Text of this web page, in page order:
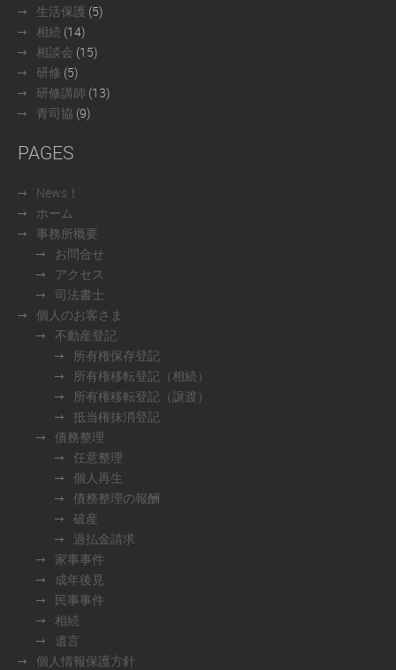
生活保護 (5)
相続 (14)
相談会 (15)
研修 (5)
研修講師 (13)
青司協 (9)
PAGES
News！
ホーム
事務所概要
お問合せ
アクセス
司法書士
個人のお客さま
不動産登記
所有権保存登記
所有権移転登記（相続）
所有権移転登記（譲渡）
抵当権抹消登記
債務整理
任意整理
個人再生
債務整理の報酬
破産
過払金請求
家事事件
成年後見
民事事件
相続
遺言
個人情報保護方針